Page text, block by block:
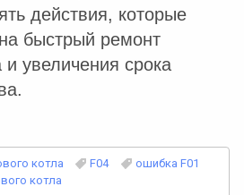
действия, которые
быстрый ремонт
и увеличения срока
котла F04
ошибка F01
котла